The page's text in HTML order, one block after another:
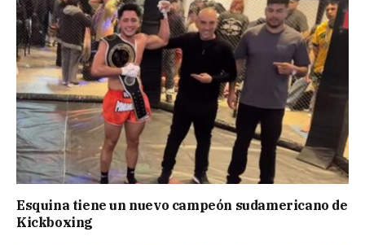
Esquina tiene un nuevo campeón sudamericano de
Kickboxing